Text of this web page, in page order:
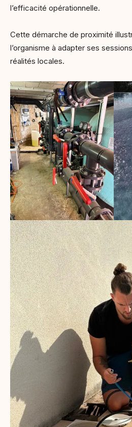
l’efficacité opérationnelle.
Cette démarche de proximité
l’organisme à adapter ses
réalités locales.